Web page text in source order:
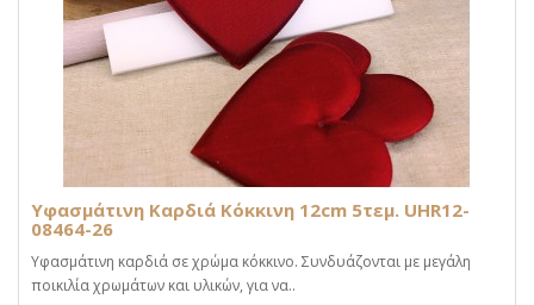
Υφασμάτινη Καρδιά Κόκκινη 12cm 5τεμ. UHR12-
08464-26
Υφασμάτινη καρδιά σε χρώμα κόκκινο. Συνδυάζονται με μεγάλη
ποικιλία χρωμάτων και υλικών, για να..